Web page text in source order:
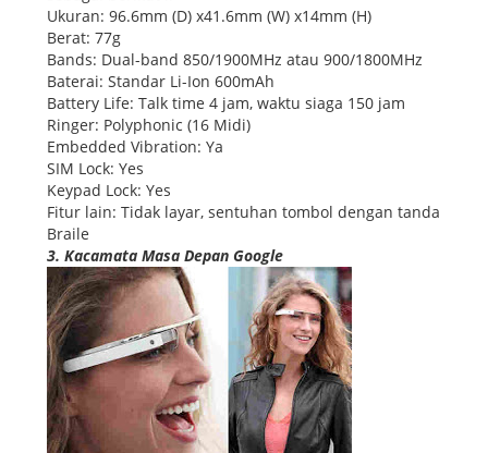
Ukuran: 96.6mm (D) x41.6mm (W) x14mm (H)
Berat: 77g
Bands: Dual-band 850/1900MHz atau 900/1800MHz
Baterai: Standar Li-Ion 600mAh
Battery Life: Talk time 4 jam, waktu siaga 150 jam
Ringer: Polyphonic (16 Midi)
Embedded Vibration: Ya
SIM Lock: Yes
Keypad Lock: Yes
Fitur lain: Tidak layar, sentuhan tombol dengan tanda
Braile
3. Kacamata Masa Depan Google